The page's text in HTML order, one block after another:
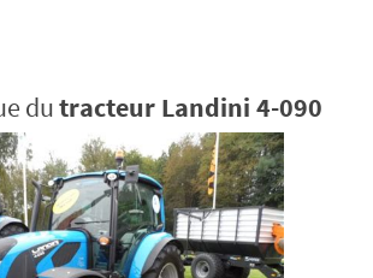
dutracteur Landini 4-090